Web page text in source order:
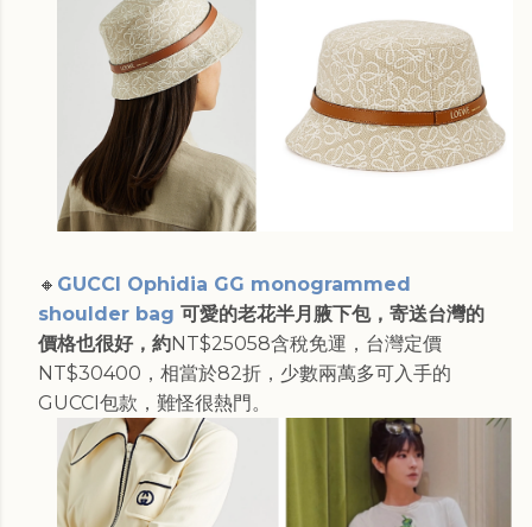
🔸 GUCCI Ophidia GG monogrammed
shoulder bag 可愛的老花半月腋下包，寄送台灣的
價格也很好，約NT$25058含稅免運，台灣定價
NT$30400，相當於82折，少數兩萬多可入手的
GUCCI包款，難怪很熱門。